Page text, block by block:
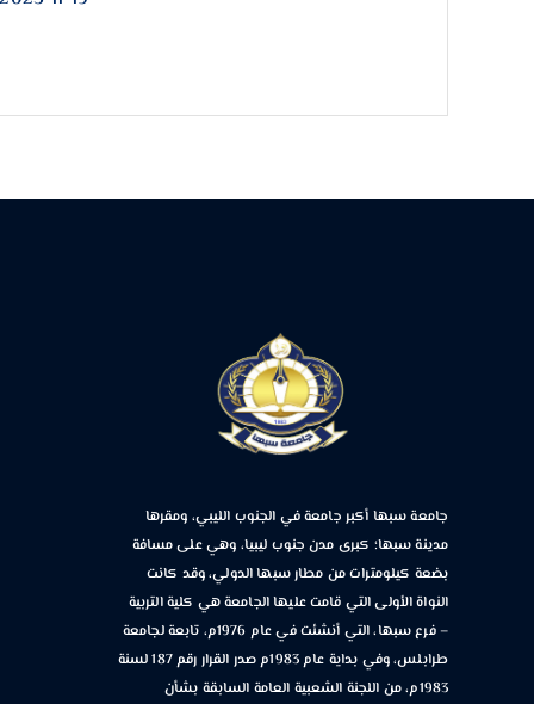
جامعة سبها أكبر جامعة في الجنوب الليبي، ومقرها
مدينة سبها؛ كبرى مدن جنوب ليبيا، وهي على مسافة
بضعة كيلومترات من مطار سبها الدولي، وقد كانت
النواة الأولى التي قامت عليها الجامعة هي كلية التربية
– فرع سبها، التي أنشئت في عام 1976م، تابعة لجامعة
طرابلس، وفي بداية عام 1983م صدر القرار رقم 187 لسنة
1983م، من اللجنة الشعبية العامة السابقة بشأن